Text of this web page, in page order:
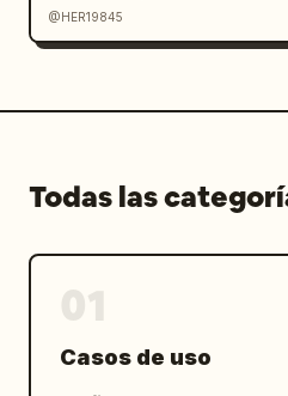
@HER19845
Todas las
Casos de uso